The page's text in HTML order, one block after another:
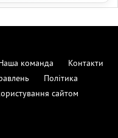
команда
Контакти
Політика
сайтом